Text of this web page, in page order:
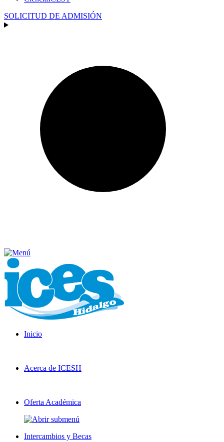
SOLICITUD DE ADMISIÓN
Inicio
Acerca de ICESH
Oferta Académica
Intercambios y Becas